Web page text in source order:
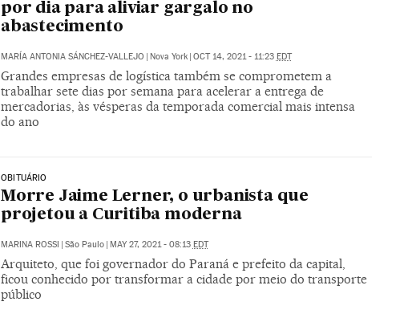
por dia para aliviar gargalo no
abastecimento
MARÍA ANTONIA SÁNCHEZ-VALLEJO | Nova York | OCT 14, 2021 - 11:23 EDT
Grandes empresas de logística também se comprometem a
trabalhar sete dias por semana para acelerar a entrega de
mercadorias, às vésperas da temporada comercial mais intensa
do ano
OBITUÁRIO
Morre Jaime Lerner, o urbanista que
projetou a Curitiba moderna
MARINA ROSSI São Paulo MAY 27, 2021 - 08:13 EDT
Arquiteto, que foi governador do Paraná e prefeito da capital,
ficou conhecido por transformar a cidade por meio do transporte
público